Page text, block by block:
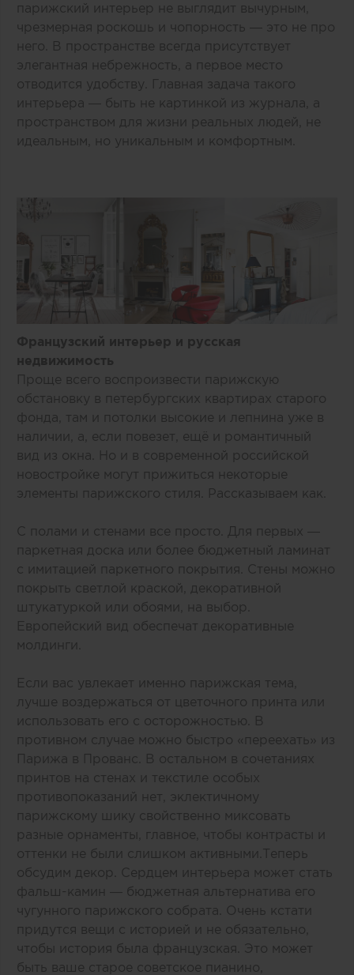
парижский интерьер не выглядит вычурным,
чрезмерная роскошь и чопорность — это не про
него. В пространстве всегда присутствует
элегантная небрежность, а первое место
отводится удобству. Главная задача такого
интерьера — быть не картинкой из журнала, а
пространством для жизни реальных людей, не
идеальным, но уникальным и комфортным.
Французский интерьер и русская
недвижимость
Проще всего воспроизвести парижскую
обстановку в петербургских квартирах старого
фонда, там и потолки высокие и лепнина уже в
наличии, а, если повезет, ещё и романтичный
вид из окна. Но и в современной российской
новостройке могут прижиться некоторые
элементы парижского стиля. Рассказываем как.
С полами и стенами все просто. Для первых —
паркетная доска или более бюджетный ламинат
с имитацией паркетного покрытия. Стены можно
покрыть светлой краской, декоративной
штукатуркой или обоями, на выбор.
Европейский вид обеспечат декоративные
молдинги.
Если вас увлекает именно парижская тема,
лучше воздержаться от цветочного принта или
использовать его с осторожностью. В
противном случае можно быстро «переехать» из
Парижа в Прованс. В остальном в сочетаниях
принтов на стенах и текстиле особых
противопоказаний нет, эклектичному
парижскому шику свойственно миксовать
разные орнаменты, главное, чтобы контрасты и
оттенки не были слишком активными.Теперь
обсудим декор. Сердцем интерьера может стать
фальш-камин — бюджетная альтернатива его
чугунного парижского собрата. Очень кстати
придутся вещи с историей и не обязательно,
чтобы история была французская. Это может
быть ваше старое советское пианино,